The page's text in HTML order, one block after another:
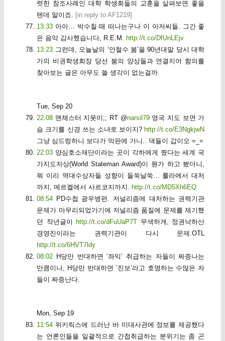
렷한 참조사례인 대학 학생회들의 교훈을 살펴보면 좋을
텐데 말이죠. [in reply to AF1219]
13:33 아아… 박수칠 때 떠나는구나 이 아저씨들. 그간 좋
은 음악 감사했습니다, R.E.M. http://t.co/DfUnLEjv
13:23 그런데, 오늘날의 ‘안철수 붐’을 90년대말 당시 대학
가의 비권학생회장 당선 붐의 양상들과 연결지어 함의를
찾아보는 글은 아무도 쓸 생각이 없는걸까.
Tue, Sep 20
22:08 맨체스터 지못미;; RT @narsil79영국 지도 보면 가
슴 크기를 신경 쓰는 소녀로 보이지? http://t.co/E3NgkjwN
그냥 심드렁하니 보다가 막판에 가니.. 댁들이 갑이오 =_=
22:03 양심호소재단이라는 곳이 각하에게 줬다는 세계 국
가지도자상(World Stateman Award)이 뭔가 하고 봤더니,
뭐 이리 역대수상자들 성향이 들쑥날쑥… 룰라에서 대처
까지, 메르켈에서 사르코지까지. http://t.co/MD5Xh6EQ
08:54 PD수첩 광우병편. 저널리즘에 대처하는 권력기관
문제가 마무리되었가기에 저널리즘 품질에 문제를 제기했
던 작년글이
http://t.co/dFuUaP7T 무색하게, 정권낙하산
경영진이라는 권력기관이 다시 문제.OTL
http://t.co/6HVT7ldy
08:02 H당만 반대하면 ‘좌익’ 취급하는 자들이 짜증나는
만큼이나, H당만 반대하면 ‘진보’라고 호명하는 수많은 자
들이 짜증난다.
Mon, Sep 19
11:54 위키릭스에 드러난 바 미대사관에 정보를 제공했다
는 언론인들을 일괄적으로 간첩취급하는 분위기는 좀 곤